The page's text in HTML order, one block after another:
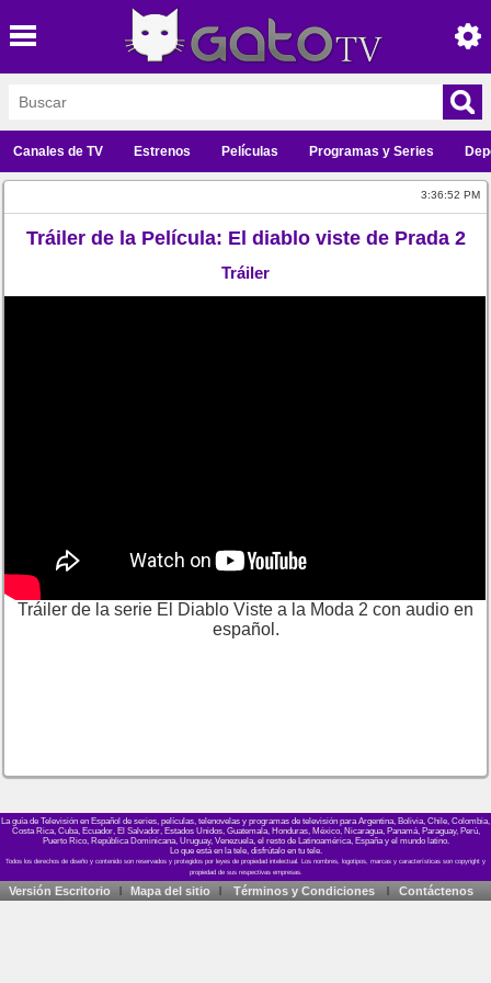
Canales de TV Estrenos Películas Programas y Series
3:36:52 PM
Tráiler de la Película: El diablo viste de Prada 2
Tráiler
Tráiler de la serie El Diablo Viste a la Moda 2 con audio en
español.
La guía de Televisión en Español de series, películas, telenovelas y programas de televisión para Argentina, Bolivia, Chile, Colombia,
Costa Rica, Cuba, Ecuador, El Salvador, Estados Unidos, Guatemala, Honduras, México, Nicaragua, Panamá, Paraguay, Perú,
Puerto Rico, República Dominicana, Uruguay, Venezuela, el resto de Latinoamérica, España y el mundo latino.
Lo que está en la tele, disfrútalo en tu tele.
Versión Escritorio Mapa del sitio Términos y Condiciones Contáctenos